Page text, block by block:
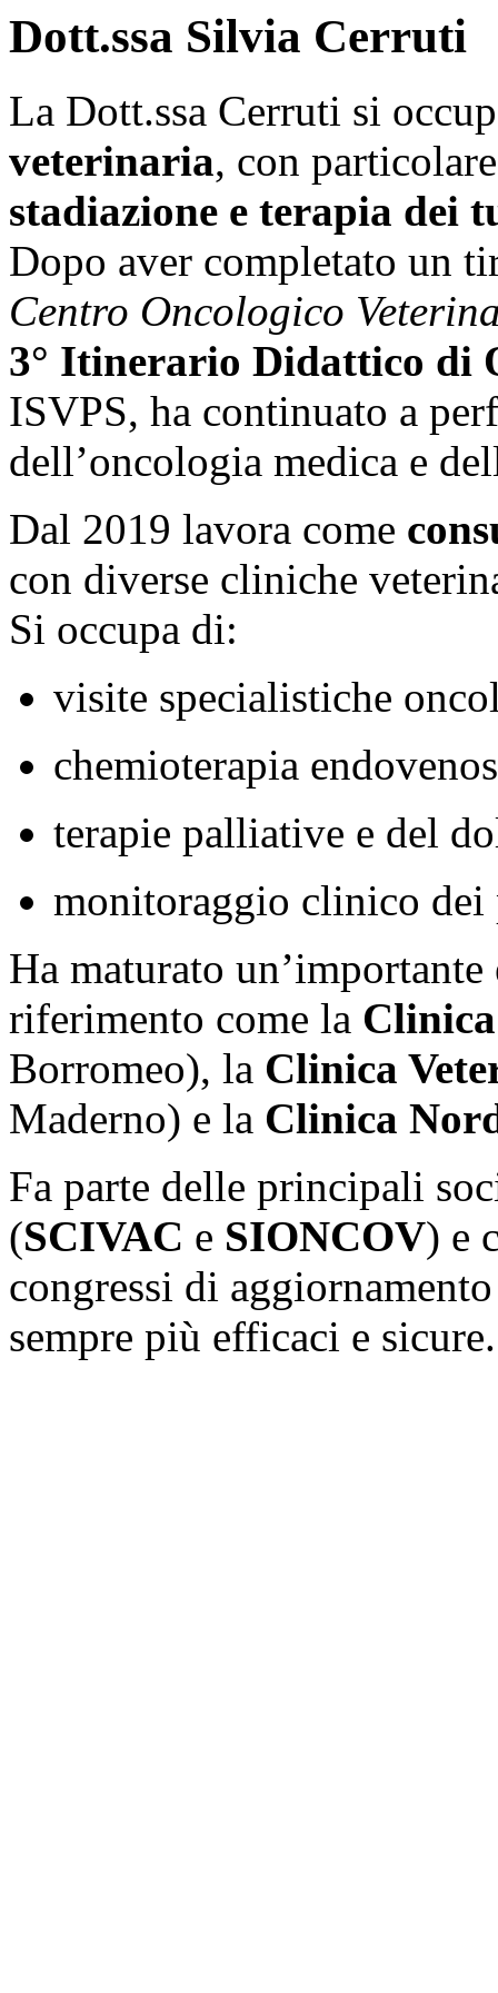
Dott.ssa Silvia Cerruti
La Dott.ssa Cerruti si
veterinaria, con
stadiazione e terapia dei
Dopo aver completato un
Centro Oncologico
3° Itinerario Didattico di
ISVPS, ha continuato a
dell’oncologia medica e
Dal 2019 lavora come
con diverse cliniche
Si occupa di:
visite specialistiche
chemioterapia
terapie palliative e del
monitoraggio clinico
Ha maturato
riferimento come la
Borromeo), la Clinica
Maderno) e la Clinica
Fa parte delle principali
(SCIVAC e SIONCOV) e
congressi di
sempre più efficaci e sicure.